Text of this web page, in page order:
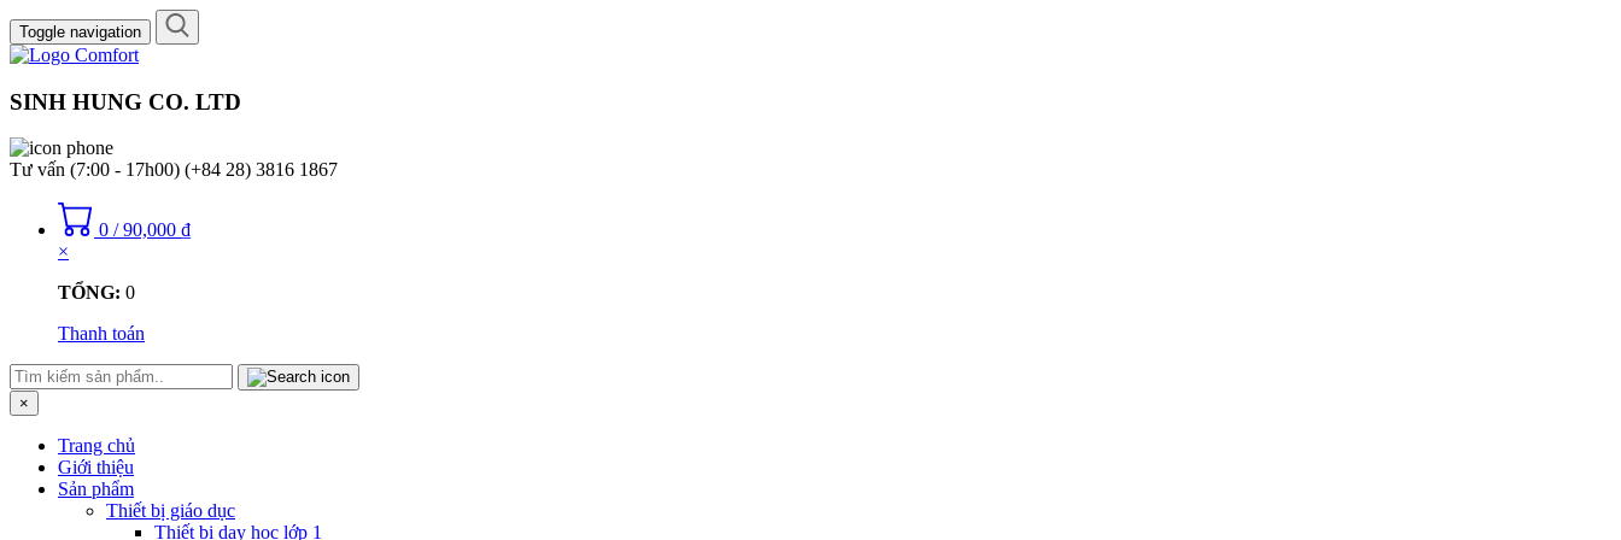
Toggle navigation
SINH HUNG CO. LTD
Tư vấn (7:00 - 17h00) (+84 28) 3816 1867
0 / 90,000 ₫
×
TỔNG: 0
Thanh toán
×
Trang chủ
Giới thiệu
Sản phẩm
Thiết bị giáo dục
Thiết bị dạy học lớp 1